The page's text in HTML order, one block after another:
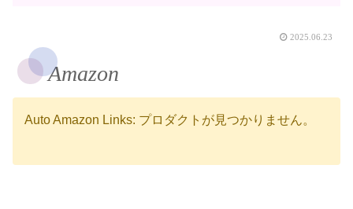
2025.06.23
Amazon
Auto Amazon Links: プロダクトが見つかりません。